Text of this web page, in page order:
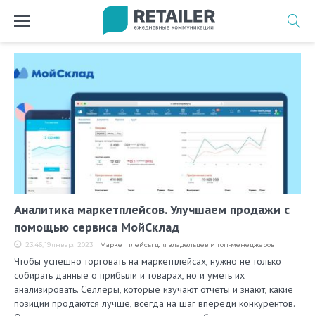
Метка:
спецпроект:
маркетплейсы
Аналитика маркетплейсов. Улучшаем продажи с
помощью сервиса МойСклад
23:46, 19 января 2023 Маркетплейсы для владельцев и топ-менеджеров
Чтобы успешно торговать на маркетплейсах, нужно не только
собирать данные о прибыли и товарах, но и уметь их
анализировать. Селлеры, которые изучают отчеты и знают, какие
позиции продаются лучше, всегда на шаг впереди конкурентов.